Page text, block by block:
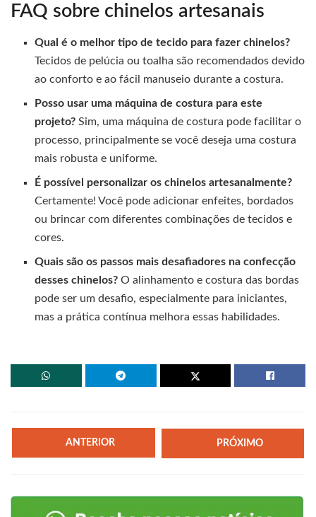
FAQ sobre chinelos artesanais
Qual é o melhor tipo de tecido para fazer chinelos?
Tecidos de pelúcia ou toalha são recomendados devido
ao conforto e ao fácil manuseio durante a costura.
Posso usar uma máquina de costura para este
projeto? Sim, uma máquina de costura pode facilitar o
processo, principalmente se você deseja uma costura
mais robusta e uniforme.
É possível personalizar os chinelos artesanalmente?
Certamente! Você pode adicionar enfeites, bordados
ou brincar com diferentes combinações de tecidos e
cores.
Quais são os passos mais desafiadores na confecção
desses chinelos? O alinhamento e costura das bordas
pode ser um desafio, especialmente para iniciantes,
mas a prática contínua melhora essas habilidades.
ANTERIOR PRÓXIMO